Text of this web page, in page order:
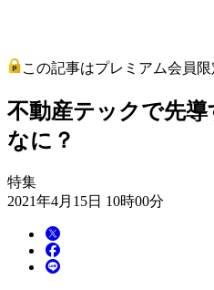
この記事はプレミアム会員
不動産テックで先
なに？
特集
2021年4月15日 10時00分